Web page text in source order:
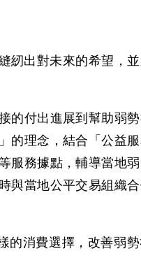
紉出對未來的希望，
的付出進展到幫助弱
的理念，結合「公益
服務據點，輔導當地
與當地公平交易組織
的消費選擇，改善弱